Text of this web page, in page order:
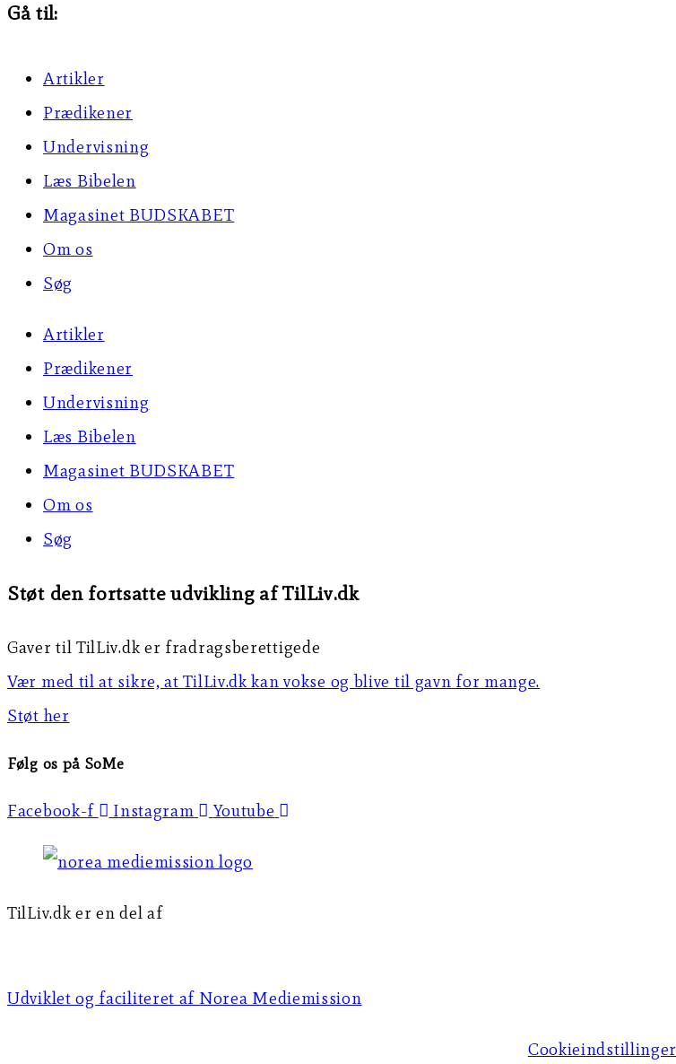
Gå til:
Artikler
Prædikener
Undervisning
Læs Bibelen
Magasinet BUDSKABET
Om os
Søg
Artikler
Prædikener
Undervisning
Læs Bibelen
Magasinet BUDSKABET
Om os
Søg
Støt den fortsatte udvikling af TilLiv.dk
Gaver til TilLiv.dk er fradragsberettigede
Vær med til at sikre, at TilLiv.dk kan vokse og blive til gavn for mange.
Støt her
Følg os på SoMe
Facebook-f Instagram Youtube
TilLiv.dk er en del af
Udviklet og faciliteret af Norea Mediemission​​
Cookieindstillinger